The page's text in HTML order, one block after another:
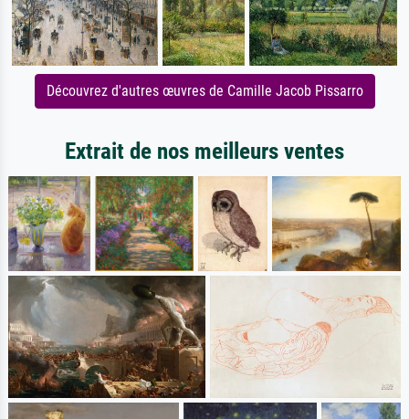
Découvrez d'autres œuvres de Camille Jacob Pissarro
Extrait de nos meilleurs ventes